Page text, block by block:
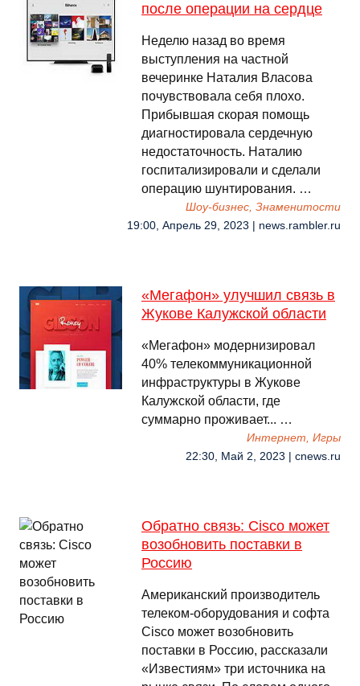
после операции на сердце
Неделю назад во время
выступления на частной
вечеринке Наталия Власова
почувствовала себя плохо.
Прибывшая скорая помощь
диагностировала сердечную
недостаточность. Наталию
госпитализировали и сделали
операцию шунтирования. …
Шоу-бизнес, Знаменитости
19:00, Апрель 29, 2023 | news.rambler.ru
«Мегафон» улучшил связь в
Жукове Калужской области
«Мегафон» модернизировал
40% телекоммуникационной
инфраструктуры в Жукове
Калужской области, где
суммарно проживает... …
Интернет, Игры
22:30, Май 2, 2023 | cnews.ru
Обратно связь: Cisco может
возобновить поставки в
Россию
Американский производитель
телеком-оборудования и софта
Cisco может возобновить
поставки в Россию, рассказали
«Известиям» три источника на